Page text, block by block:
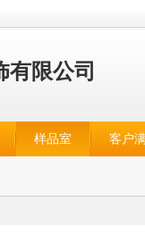
有限公司
样品室 客户